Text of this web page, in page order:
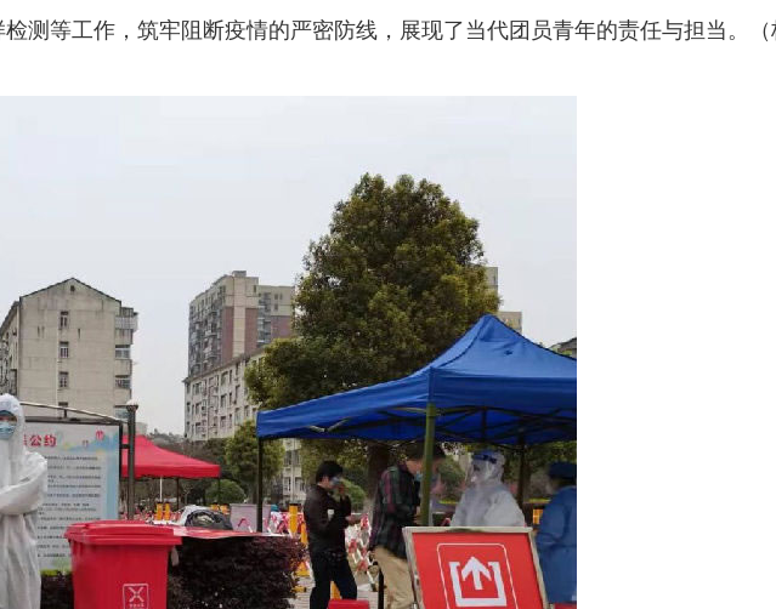
测等工作，筑牢阻断疫情的严密防线，展现了当代团员青年的责任与担当。（